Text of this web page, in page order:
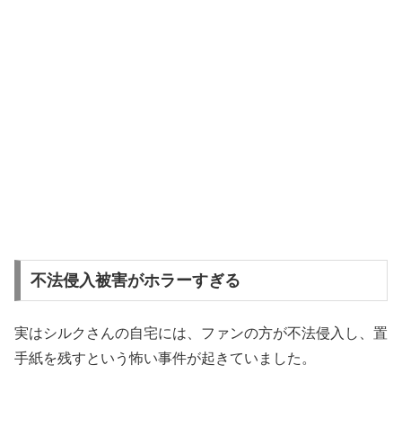
不法侵入被害がホラーすぎる
実はシルクさんの自宅には、ファンの方が不法侵入し、置
手紙を残すという怖い事件が起きていました。